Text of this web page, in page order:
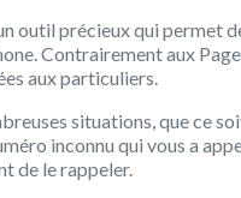
outil précieux qui permet
Contrairement aux
aux particuliers.
situations, que ce
inconnu qui vous a
de le rappeler.